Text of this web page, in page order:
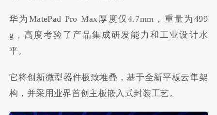
华为MatePad Pro Max厚度仅4.7mm，重量为499
g，高度考验了产品集成研发能力和工业设计水
平。
它将创新微型器件极致堆叠，基于全新平板云隼架
构，并采用业界首创主板嵌入式封装工艺。